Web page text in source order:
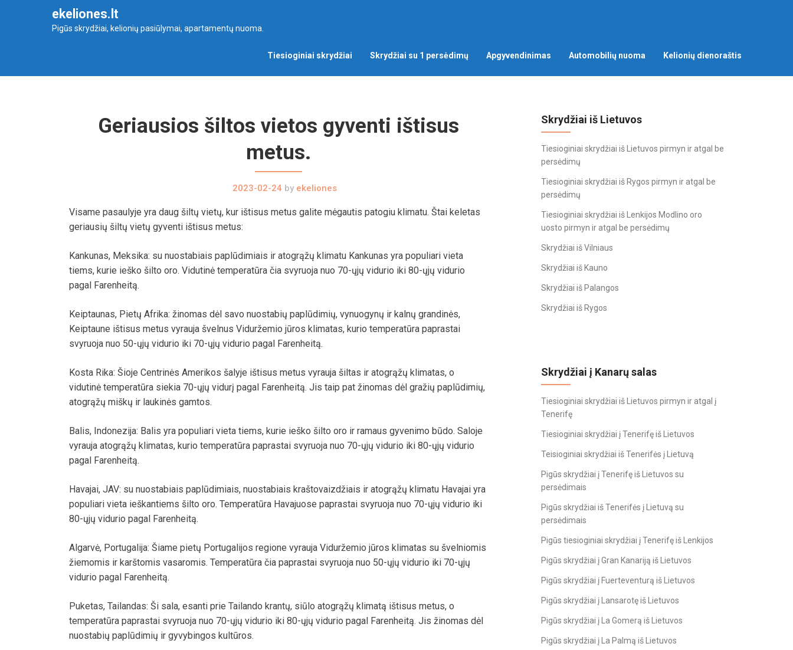
ekeliones.lt
Pigūs skrydžiai, kelionių pasiūlymai, apartamentų nuoma.
Tiesioginiai skrydžiai Skrydžiai su 1 persėdimų Apgyvendinimas Automobilių nuoma Kelionių dienoraštis
Geriausios šiltos vietos gyventi ištisus
metus.
2023-02-24 byekeliones
Visame pasaulyje yra daug šiltų vietų, kur ištisus metus galite mėgautis patogiu klimatu. Štai keletas
geriausių šiltų vietų gyventi ištisus metus:
Kankunas, Meksika: su nuostabiais paplūdimiais ir atogrąžų klimatu Kankunas yra populiari vieta
tiems, kurie ieško šilto oro. Vidutinė temperatūra čia svyruoja nuo 70-ųjų vidurio iki 80-ųjų vidurio
pagal Farenheitą.
Keiptaunas, Pietų Afrika: žinomas dėl savo nuostabių paplūdimių, vynuogynų ir kalnų grandinės,
Keiptaune ištisus metus vyrauja švelnus Viduržemio jūros klimatas, kurio temperatūra paprastai
svyruoja nuo 50-ųjų vidurio iki 70-ųjų vidurio pagal Farenheitą.
Kosta Rika: Šioje Centrinės Amerikos šalyje ištisus metus vyrauja šiltas ir atogrąžų klimatas, o
vidutinė temperatūra siekia 70-ųjų vidurį pagal Farenheitą. Jis taip pat žinomas dėl gražių paplūdimių,
atogrąžų miškų ir laukinės gamtos.
Balis, Indonezija: Balis yra populiari vieta tiems, kurie ieško šilto oro ir ramaus gyvenimo būdo. Saloje
vyrauja atogrąžų klimatas, kurio temperatūra paprastai svyruoja nuo 70-ųjų vidurio iki 80-ųjų vidurio
pagal Farenheitą.
Havajai, JAV: su nuostabiais paplūdimiais, nuostabiais kraštovaizdžiais ir atogrąžų klimatu Havajai yra
populiari vieta ieškantiems šilto oro. Temperatūra Havajuose paprastai svyruoja nuo 70-ųjų vidurio iki
80-ųjų vidurio pagal Farenheitą.
Algarvė, Portugalija: Šiame pietų Portugalijos regione vyrauja Viduržemio jūros klimatas su švelniomis
žiemomis ir karštomis vasaromis. Temperatūra čia paprastai svyruoja nuo 50-ųjų vidurio iki 70-ųjų
vidurio pagal Farenheitą.
Puketas, Tailandas: Ši sala, esanti prie Tailando krantų, siūlo atogrąžų klimatą ištisus metus, o
temperatūra paprastai svyruoja nuo 70-ųjų vidurio iki 80-ųjų vidurio pagal Farenheitą. Jis žinomas dėl
nuostabių paplūdimių ir gyvybingos kultūros.
Skrydžiai iš Lietuvos
Tiesioginiai skrydžiai iš Lietuvos pirmyn ir atgal be
persėdimų
Tiesioginiai skrydžiai iš Rygos pirmyn ir atgal be
persėdimų
Tiesioginiai skrydžiai iš Lenkijos Modlino oro
uosto pirmyn ir atgal be persėdimų
Skrydžiai iš Vilniaus
Skrydžiai iš Kauno
Skrydžiai iš Palangos
Skrydžiai iš Rygos
Skrydžiai į Kanarų salas
Tiesioginiai skrydžiai iš Lietuvos pirmyn ir atgal į
Tenerifę
Tiesioginiai skrydžiai į Tenerifę iš Lietuvos
Teisioginiai skrydžiai iš Tenerifės į Lietuvą
Pigūs skrydžiai į Tenerifę iš Lietuvos su
persėdimais
Pigūs skrydžiai iš Tenerifės į Lietuvą su
persėdimais
Pigūs tiesioginiai skrydžiai į Tenerifę iš Lenkijos
Pigūs skrydžiai į Gran Kanariją iš Lietuvos
Pigūs skrydžiai į Fuerteventurą iš Lietuvos
Pigūs skrydžiai į Lansarotę iš Lietuvos
Pigūs skrydžiai į La Gomerą iš Lietuvos
Pigūs skrydžiai į La Palmą iš Lietuvos